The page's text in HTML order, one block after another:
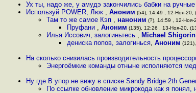
Ух ты, надо же, у амудэ закончились бабки на
Используй POWER, Люк , Аноним (54), 14:49 , 12-Ноя-20,
Там то же самое Кэп , наноним (?), 14:59 , 12-Ноя-
Пруфани , Аноним (135), 12:26 , 13-Ноя-20,
Илья Иссович, залогиньтесь , Michael Shigorin
дениска попов, залогинься, Аноним
На сколько снизилась производительность
Энергоёмкие команды отныне исполняются
Ну где В упор не вижу в списке Sandy Bridge 2th
По ссылке обновление микрокода как я понял,